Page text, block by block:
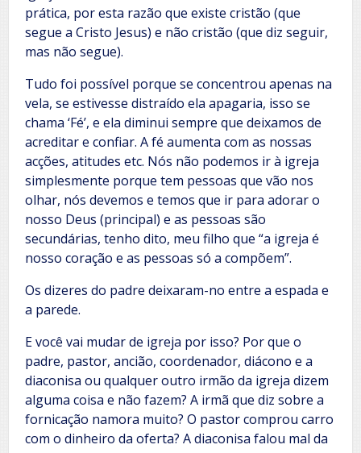
prática, por esta razão que existe cristão (que
segue a Cristo Jesus) e não cristão (que diz seguir,
mas não segue).
Tudo foi possível porque se concentrou apenas na
vela, se estivesse distraído ela apagaria, isso se
chama ‘Fé’, e ela diminui sempre que deixamos de
acreditar e confiar. A fé aumenta com as nossas
acções, atitudes etc. Nós não podemos ir à igreja
simplesmente porque tem pessoas que vão nos
olhar, nós devemos e temos que ir para adorar o
nosso Deus (principal) e as pessoas são
secundárias, tenho dito, meu filho que “a igreja é
nosso coração e as pessoas só a compõem”.
Os dizeres do padre deixaram-no entre a espada e
a parede.
E você vai mudar de igreja por isso? Por que o
padre, pastor, ancião, coordenador, diácono e a
diaconisa ou qualquer outro irmão da igreja dizem
alguma coisa e não fazem? A irmã que diz sobre a
fornicação namora muito? O pastor comprou carro
com o dinheiro da oferta? A diaconisa falou mal da